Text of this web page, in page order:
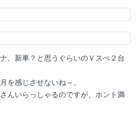
、新車？と思うぐらいのＶスぺ２台
を感じさせないね～。
んいらっしゃるのですが、ホント満